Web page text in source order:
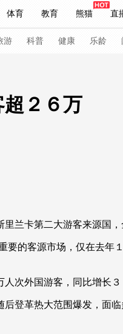
体育 教育 熊猫 直
妙语 热解读 天天学习
持人 下载央视影音
游 科普 健康 乐龄
会 CBA
超级工厂
２６万
卡第二大游客来源国，
客源市场，仅在去年
外国游客，同比增长３
革热大范围爆发，面临